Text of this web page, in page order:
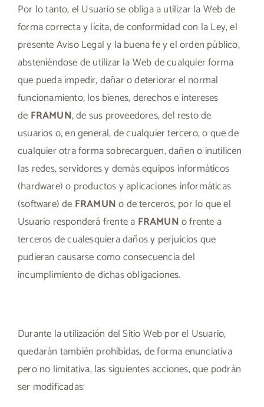
Por lo tanto, el Usuario se obliga a utilizar la Web de
forma correcta y lícita, de conformidad con la Ley, el
presente Aviso Legal y la buena fe y el orden público,
absteniéndose de utilizar la Web de cualquier forma
que pueda impedir, dañar o deteriorar el normal
funcionamiento, los bienes, derechos e intereses
de FRAMUN, de sus proveedores, del resto de
usuarios o, en general, de cualquier tercero, o que de
cualquier otra forma sobrecarguen, dañen o inutilicen
las redes, servidores y demás equipos informáticos
(hardware) o productos y aplicaciones informáticas
(software) de FRAMUNo de terceros, por lo que el
Usuario responderá frente a FRAMUNo frente a
terceros de cualesquiera daños y perjuicios que
pudieran causarse como consecuencia del
incumplimiento de dichas obligaciones.
Durante la utilización del Sitio Web por el Usuario,
quedarán también prohibidas, de forma enunciativa
pero no limitativa, las siguientes acciones, que podrán
ser modificadas: